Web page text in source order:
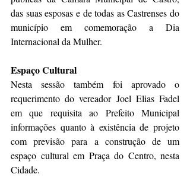
das suas esposas e de todas as Castrenses do
município em comemoração a Dia
Internacional da Mulher.
Espaço Cultural
Nesta sessão também foi aprovado o
requerimento do vereador Joel Elias Fadel
em que requisita ao Prefeito Municipal
informações quanto à existência de projeto
com previsão para a construção de um
espaço cultural em Praça do Centro, nesta
Cidade.